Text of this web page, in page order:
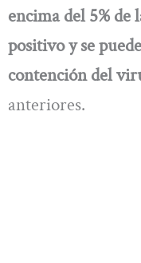
encima del 5% de
positivo y se
contención del
anteriores.